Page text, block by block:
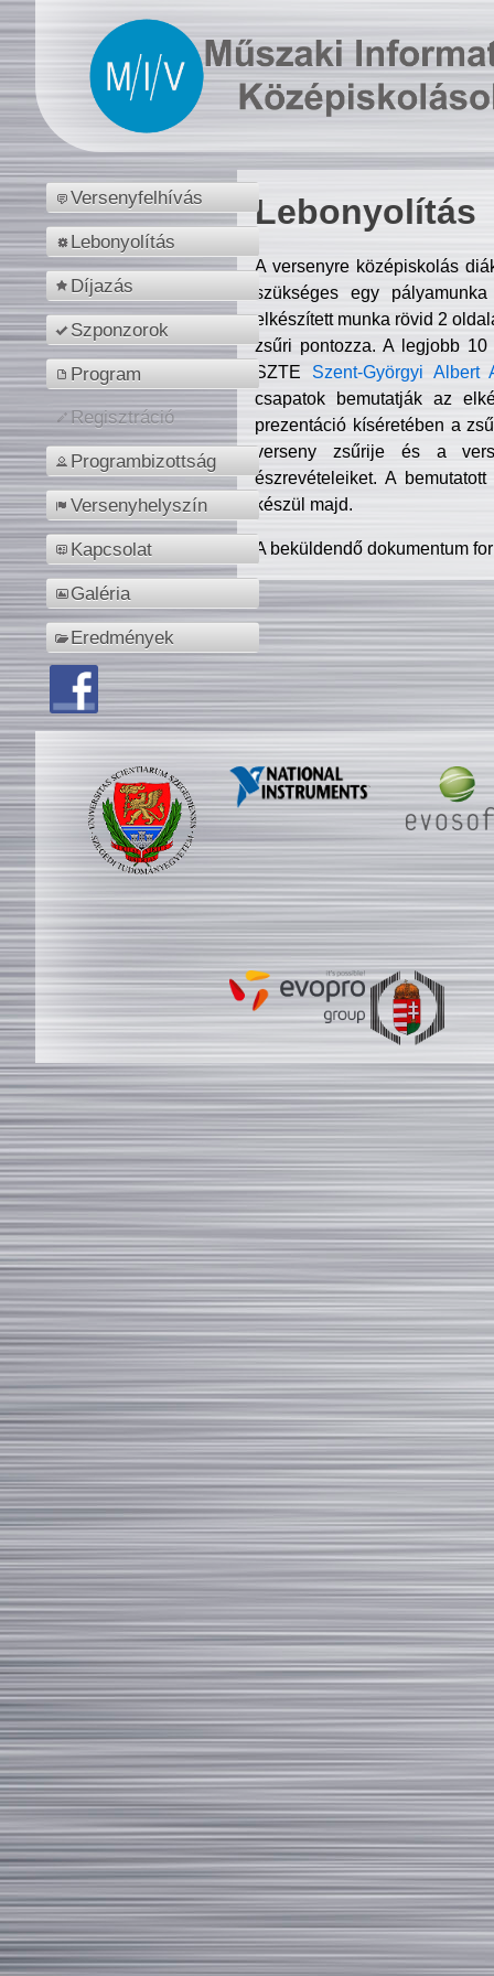
Versenyfelhívás
Lebonyolítás
Díjazás
Szponzorok
Program
Regisztráció
Programbizottság
Versenyhelyszín
Kapcsolat
Galéria
Eredmények
Lebonyolítás
A versenyre középiskolás
szükséges egy
elkészített munka rövid 2
zsűri pontozza. A legjobb
SZTE Szent-Györgyi Albert
csapatok bemutatják az
prezentáció kíséretében a
verseny zsűrije és a
észrevételeiket. A
készül majd.
A beküldendő dokumentum